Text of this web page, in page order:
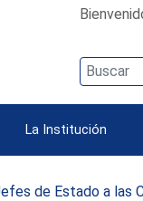
La Institución
de Estado a las